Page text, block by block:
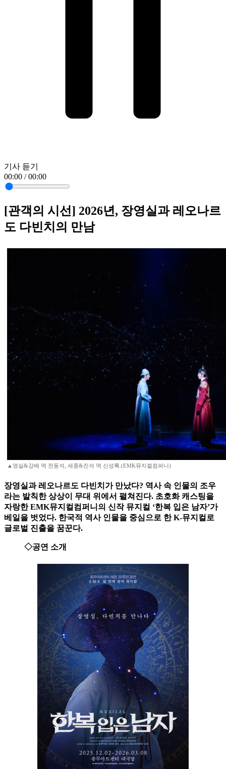
기사 듣기
00:00 / 00:00
[관객의 시선] 2026년, 장영실과 레오나르
도 다빈치의 만남
▲영실&강배 역 전동석, 세종&진석 역 신성록.(EMK뮤지컬컴퍼니)
장영실과 레오나르도 다빈치가 만났다? 역사 속 인물의 조우
라는 발칙한 상상이 무대 위에서 펼쳐진다. 초호화 캐스팅을
자랑한 EMK뮤지컬컴퍼니의 신작 뮤지컬 ‘한복 입은 남자’가
베일을 벗었다. 한국적 역사 인물을 중심으로 한 K-뮤지컬로
글로벌 진출을 꿈꾼다.
◇공연 소개